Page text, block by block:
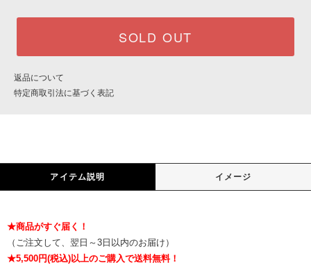
SOLD OUT
返品について
特定商取引法に基づく表記
アイテム説明 イメージ
★商品がすぐ届く！
（ご注文して、翌日～3日以内のお届け）
★5,500円(税込)以上のご購入で送料無料！